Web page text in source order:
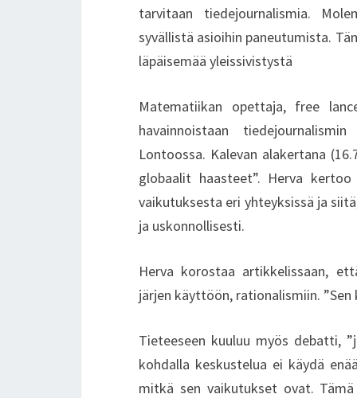
tarvitaan tiedejournalismia.
syvällistä asioihin paneutumista.
läpäisemää yleissivistystä
Matematiikan opettaja, free
havainnoistaan
Lontoossa. Kalevan alakertana
globaalit haasteet”. Herva
vaikutuksesta eri yhteyksissä ja
ja uskonnollisesti.
Herva korostaa artikkelissaan,
järjen käyttöön, rationalismiin.
Tieteeseen kuuluu myös debatti,
kohdalla keskustelua ei käydä
mitkä sen vaikutukset ovat.